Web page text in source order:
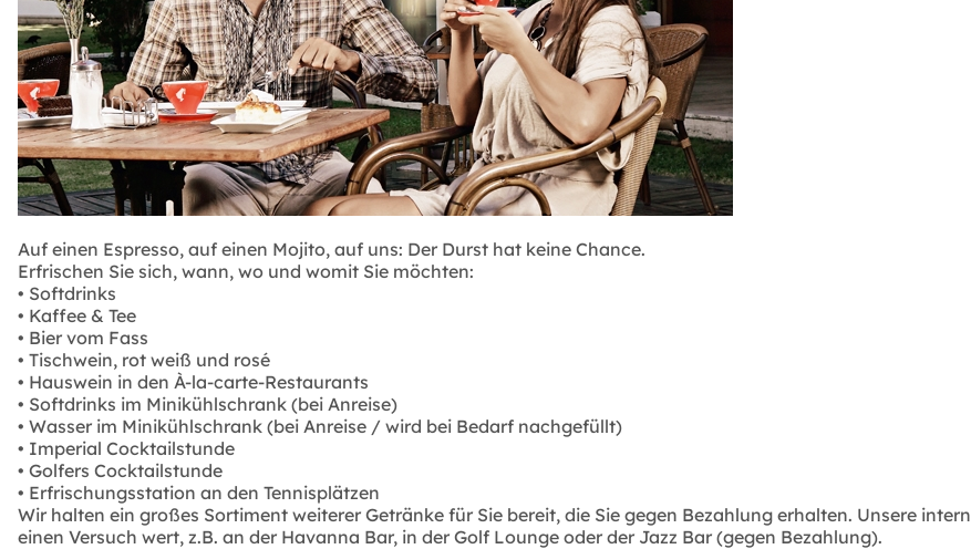
Auf einen Espresso, auf einen Mojito, auf uns: Der Durst hat keine Chance.
Erfrischen Sie sich, wann, wo und womit Sie möchten:
• Softdrinks
• Kaffee & Tee
• Bier vom Fass
• Tischwein, rot weiß und rosé
• Hauswein in den À-la-carte-Restaurants
• Softdrinks im Minikühlschrank (bei Anreise)
• Wasser im Minikühlschrank (bei Anreise / wird bei Bedarf nachgefüllt)
• Imperial Cocktailstunde
• Golfers Cocktailstunde
• Erfrischungsstation an den Tennisplätzen
Wir halten ein großes Sortiment weiterer Getränke für Sie bereit, die Sie gegen Bezahlung erhalten. Unsere
einen Versuch wert, z.B. an der Havanna Bar, in der Golf Lounge oder der Jazz Bar (gegen Bezahlung).